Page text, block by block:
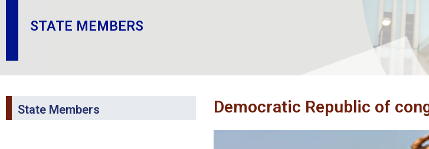
STATE MEMBERS
State Members Democratic Republic of